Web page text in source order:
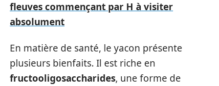
fleuves commençant par H à visiter
absolument
En matière de santé, le yacon présente
plusieurs bienfaits. Il est riche en
fructooligosaccharides, une forme de